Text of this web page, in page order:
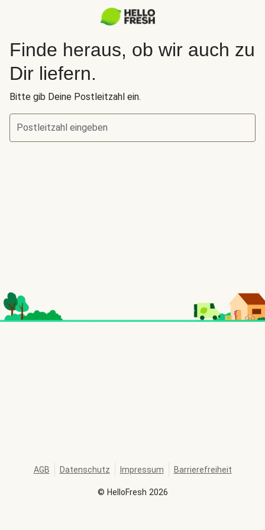
Finde heraus, ob wir auch zu
Dir liefern.
Bitte gib Deine Postleitzahl ein.
Postleitzahl eingeben
© HelloFresh 2026
AGB Datenschutz Impressum Barrierefreiheit